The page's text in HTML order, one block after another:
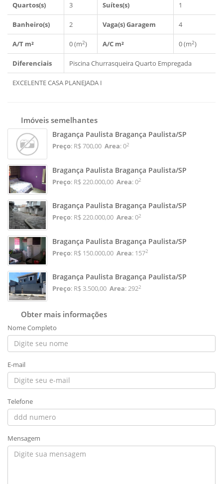
Quartos(s) 3 Suítes(s) 1
Banheiro(s) 2 Vaga(s) Garagem 4
A/T m² 0 (m2) A/C m² 0 (m2)
Diferenciais PiscinaChurrasqueiraQuarto Empregada
EXCELENTE CASA PLANEJADA I
Imóveis semelhantes
Bragança Paulista Bragança Paulista/SP
Preço: R$ 700,00 Area: 02
Bragança Paulista Bragança Paulista/SP
Preço: R$ 220.000,00 Area: 02
Bragança Paulista Bragança Paulista/SP
Preço: R$ 220.000,00 Area: 02
Bragança Paulista Bragança Paulista/SP
Preço: R$ 150.000,00 Area: 1572
Bragança Paulista Bragança Paulista/SP
Preço: R$ 3.500,00 Area: 2922
Obter mais informações
Nome Completo
E-mail
Telefone
Mensagem